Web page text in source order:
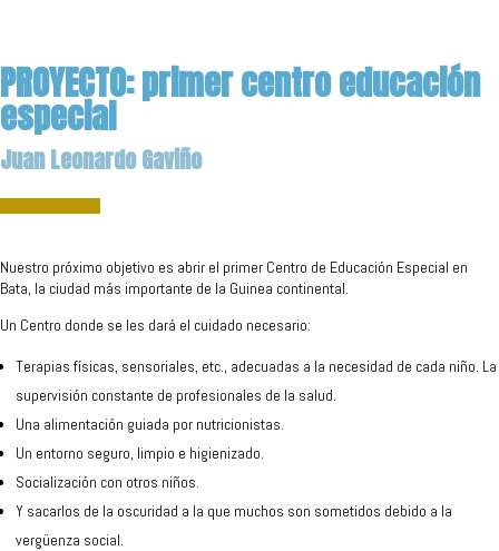
PROYECTO: primer centro educación
especial
Juan Leonardo Gaviño
Nuestro próximo objetivo es abrir el primer Centro de Educación Especial en
Bata, la ciudad más importante de la Guinea continental.
Un Centro donde se les dará el cuidado necesario:
Terapias físicas, sensoriales, etc., adecuadas a la necesidad de cada niño. La
supervisión constante de profesionales de la salud.
Una alimentación guiada por nutricionistas.
Un entorno seguro, limpio e higienizado.
Socialización con otros niños.
Y sacarlos de la oscuridad a la que muchos son sometidos debido a la
vergüenza social.